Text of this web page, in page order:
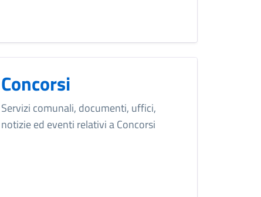
Concorsi
Servizi comunali, documenti, uffici,
notizie ed eventi relativi a Concorsi